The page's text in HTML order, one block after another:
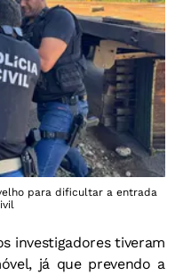
para dificultar a entrada
investigadores tiveram
já que prevendo a